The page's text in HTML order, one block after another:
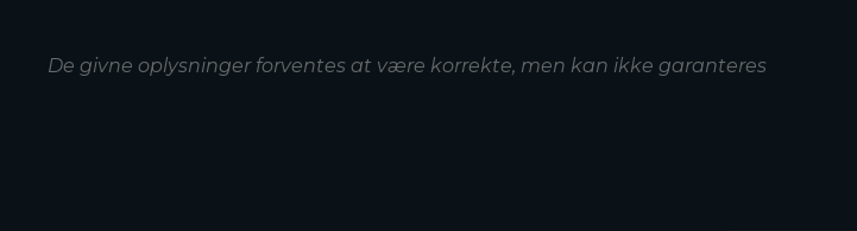
De givne oplysninger forventes at være korrekte, men kan ikke garanteres